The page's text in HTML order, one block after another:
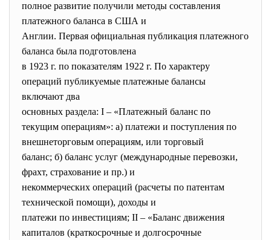
полное развитие получили методы составления
платежного баланса в США и
Англии. Первая официальная публикация платежного
баланса была подготовлена
в 1923 г. по показателям 1922 г. По характеру
операций публикуемые платежные балансы
включают два
основных раздела: I – «Платежный баланс по
текущим операциям»: а) платежи и поступления по
внешнеторговым операциям, или торговый
баланс; б) баланс услуг (международные перевозки,
фрахт, страхование и пр.) и
некоммерческих операций (расчеты по патентам
технической помощи), доходы и
платежи по инвестициям; II – «Баланс движения
капиталов (краткосрочные и долгосрочные